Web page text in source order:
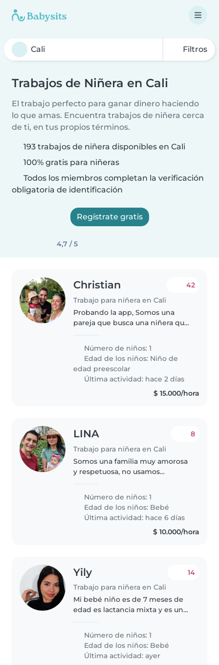
Filtros
Trabajos de Niñera en Cali
El trabajo perfecto para ganar dinero haciendo
lo que amas. Encuentra trabajos de niñera cerca
de ti, en tus propios términos.
193 trabajos de niñera disponibles en Cali
100% gratis para niñeras
Todos los miembros completan la verificación
obligatoria de identificación
Regístrate gratis
4,7 / 5
Christian
Trabajo para niñera en Cali
42
Probando la app, Somos una
pareja que busca una niñera que
en ciertos horarios nocturnos
para poder disfrutar tiempo en
pareja tambien contamos con..
Número de niños: 1
Edad de los niños: Niño de
edad preescolar
Última actividad: hace 2 días
$ 15.000/hora
LINA
Trabajo para niñera en Cali
8
Somos una familia muy amorosa
y respetuosa, no usamos
Número de niños: 1
Edad de los niños: Bebé
Última actividad: hace 6 días
$ 10.000/hora
Yily
Trabajo para niñera en Cali
14
Mi bebé niño es de 7 meses de
edad es lactancia mixta y es un
gusta mucho que le presten
atención
Número de niños: 1
Edad de los niños: Bebé
Última actividad: ayer